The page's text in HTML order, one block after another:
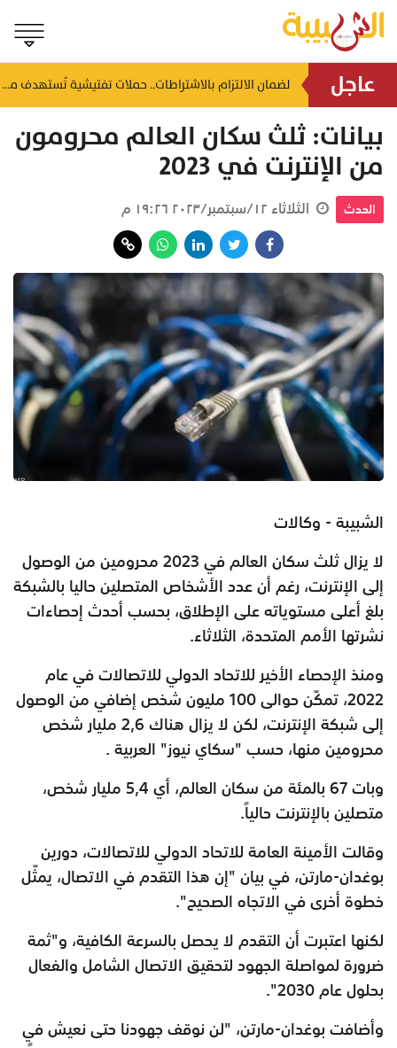
عاجل "لن تقام دولة فلسطينية".. نتنياهو يرفض انسحاب الجيش من غزة ويشترط تجريد السلاح منذ ١٤ ساعة لضمان الالتزام بالاشتراطات.. حملات تفتيشية تُستهدف محطات الوقود والمنشآت بالظاهرة
بيانات: ثلث سكان العالم محرومون
من الإنترنت في 2023
الحدث الثلاثاء ١٢/سبتمبر/٢٠٢٣ ١٩:٢٦ م
الشبيبة - وكالات
لا يزال ثلث سكان العالم في 2023 محرومين من الوصول
إلى الإنترنت، رغم أن عدد الأشخاص المتصلين حاليا بالشبكة
بلغ أعلى مستوياته على الإطلاق، بحسب أحدث إحصاءات
نشرتها الأمم المتحدة، الثلاثاء.
ومنذ الإحصاء الأخير للاتحاد الدولي للاتصالات في عام
2022، تمكّن حوالى 100 مليون شخص إضافي من الوصول
إلى شبكة الإنترنت، لكن لا يزال هناك 2,6 مليار شخص
محرومين منها، حسب "سكاي نيوز" العربية .
وبات 67 بالمئة من سكان العالم، أي 5,4 مليار شخص،
متصلين بالإنترنت حالياً.
وقالت الأمينة العامة للاتحاد الدولي للاتصالات، دورين
بوغدان-مارتن، في بيان "إن هذا التقدم في الاتصال، يمثّل
خطوة أخرى في الاتجاه الصحيح".
لكنها اعتبرت أن التقدم لا يحصل بالسرعة الكافية، و"ثمة
ضرورة لمواصلة الجهود لتحقيق الاتصال الشامل والفعال
بحلول عام 2030".
وأضافت بوغدان-مارتن، "لن نوقف جهودنا حتى نعيش في